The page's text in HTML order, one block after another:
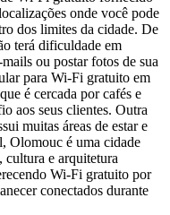
onde você pode
dos limites da cidade. De
terá dificuldade em
ou postar fotos de sua
para Wi-Fi gratuito em
é cercada por cafés e
aos seus clientes. Outra
muitas áreas de estar e
Olomouc é uma cidade
cultura e arquitetura
Wi-Fi gratuito por
conectados durante